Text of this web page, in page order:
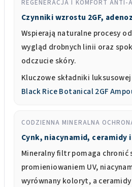
REGENERACJA I KOMFORT ANTI-
Czynniki wzrostu 2GF,
Wspierają naturalne procesy
wygląd drobnych linii oraz
odczucie skóry.
Kluczowe składniki
Black Rice Botanical 2GF
CODZIENNA MINERALNA
Cynk, niacynamid, ceramidy
Mineralny filtr pomaga chronić
promieniowaniem UV,
wyrównany koloryt, a